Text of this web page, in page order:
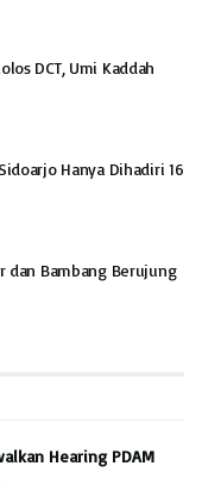
DCT, Umi Kaddah
Hanya Dihadiri 16
dan Bambang Berujung
Hearing PDAM